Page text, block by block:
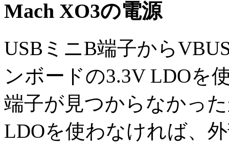
Mach XO3の電源
USBミニB端子から
ンボードの3.3V LDOを
端子が見つからなかっ
LDOを使わなければ、